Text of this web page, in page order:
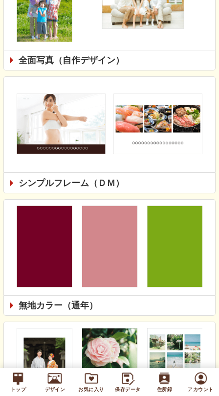
トップ デザイン お気に入り 保存データ 住所録 アカウント
全面写真（自作デザイン）
シンプルフレーム（ＤＭ）
無地カラー（通年）